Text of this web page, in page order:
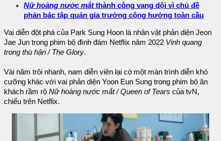
Nữ hoàng nước mắtthành công vang dội vì chủ đề
phản bác tập quán gia trưởng cộng hưởng toàn cầu
Vai diễn đột phá của Park Sung Hoon là nhân vật phản diện Jeon
Jae Jun trong phim bộ đình đám Netflix năm 2022 Vinh quang
trong thù hận / The Glory.
Vài năm trôi nhanh, nam diễn viên lại có một màn trình diễn khó
cưỡng khác với vai phản diện Yoon Eun Sung trong phim bộ ăn
khách rầm rộ Nữ hoàng nước mắt / Queen of Tears của tvN,
chiếu trên Netflix.